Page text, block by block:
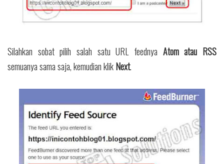
Silahkan sobat pilih salah satu URL feednya Atom atau RSS
semuanya sama saja, kemudian klikNext.